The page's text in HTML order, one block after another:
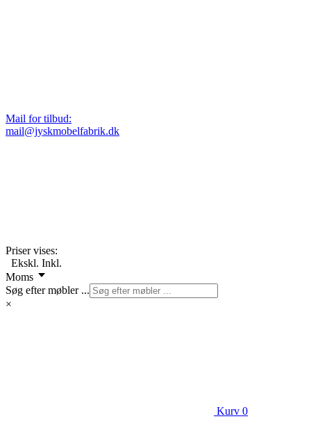
Mail for tilbud:
mail@jyskmobelfabrik.dk
Priser vises:
Ekskl. Inkl.
Moms
Søg efter møbler ...
×
Kurv 0